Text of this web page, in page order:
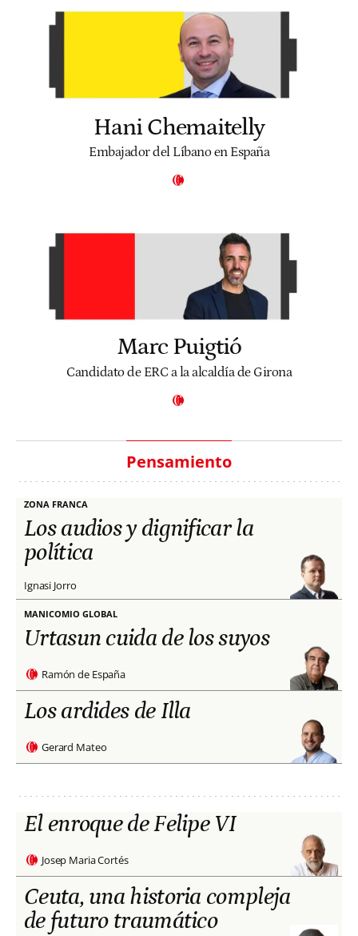
Hani Chemaitelly
Embajador del Líbano en España
Marc Puigtió
Candidato de ERC a la alcaldía de Girona
Pensamiento
ZONA FRANCA
Los audios y dignificar la
política
Ignasi Jorro
MANICOMIO GLOBAL
Urtasun cuida de los suyos
Ramón de España
Los ardides de Illa
Gerard Mateo
El enroque de Felipe VI
Josep Maria Cortés
Ceuta, una historia compleja
de futuro traumático